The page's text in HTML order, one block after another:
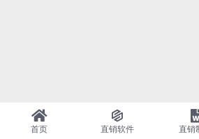
首页 直销软件 直销